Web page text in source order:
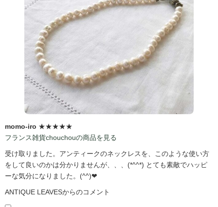
momo-iro ★★★★★
フランス雑貨chouchouの商品を見る
受け取りました。アンティークのネックレスを、このような使い方
をして良いのかは分かりませんが、、、(*^^*) とても素敵でハッピ
ーな気分になりました。(^^)❤
ANTIQUE LEAVESからのコメント